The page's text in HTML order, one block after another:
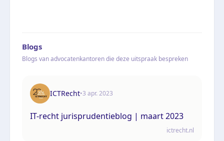
Blogs
Blogs van advocatenkantoren die deze uitspraak bespreken
ICTRecht•3 apr. 2023
IT-recht jurisprudentieblog | maart 2023
ictrecht.nl